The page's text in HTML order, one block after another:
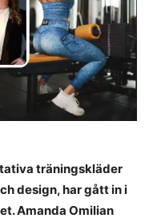
träningskläder
design, har gått in i
Amanda Omilian